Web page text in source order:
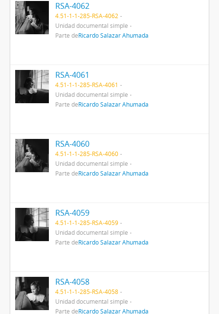
RSA-4062
4.51-1-1-285-RSA-4062
Unidad documental simple
Parte deRicardo Salazar Ahumada
RSA-4061
4.51-1-1-285-RSA-4061
Unidad documental simple
Parte deRicardo Salazar Ahumada
RSA-4060
4.51-1-1-285-RSA-4060
Unidad documental simple
Parte deRicardo Salazar Ahumada
RSA-4059
4.51-1-1-285-RSA-4059
Unidad documental simple
Parte deRicardo Salazar Ahumada
RSA-4058
4.51-1-1-285-RSA-4058
Unidad documental simple
Parte deRicardo Salazar Ahumada